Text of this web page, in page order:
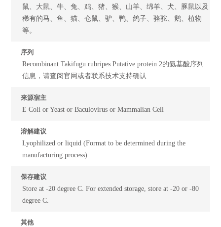
鼠、大鼠、牛、兔、鸡、猪、猴、山羊、绵羊、犬、豚鼠以及
稀有的马、鱼、猫、仓鼠、驴、鸭、鸽子、骆驼、鹅、植物
等。
序列
Recombinant Takifugu rubripes Putative protein 2的氨基酸序列
信息，请查阅官网或者联系技术支持确认
来源宿主
E Coli or Yeast or Baculovirus or Mammalian Cell
溶解建议
Lyophilized or liquid (Format to be determined during the
manufacturing process)
保存建议
Store at -20 degree C. For extended storage, store at -20 or -80
degree C.
其他